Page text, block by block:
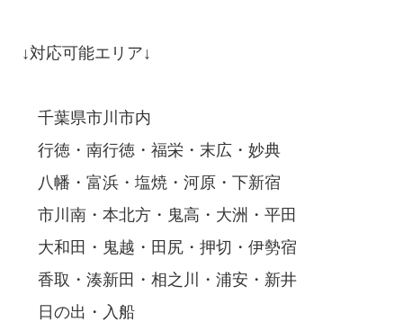
↓対応可能エリア↓
千葉県市川市内
行徳・南行徳・福栄・末広・妙典
八幡・富浜・塩焼・河原・下新宿
市川南・本北方・鬼高・大洲・平田
大和田・鬼越・田尻・押切・伊勢宿
香取・湊新田・相之川・浦安・新井
日の出・入船